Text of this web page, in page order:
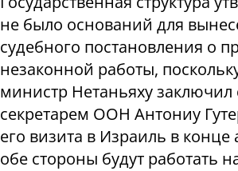
не было оснований для
судебного постановления о
незаконной работы,
министр Нетаньяху
секретарем ООН Антониу
его визита в Израиль в конце
обе стороны будут работать